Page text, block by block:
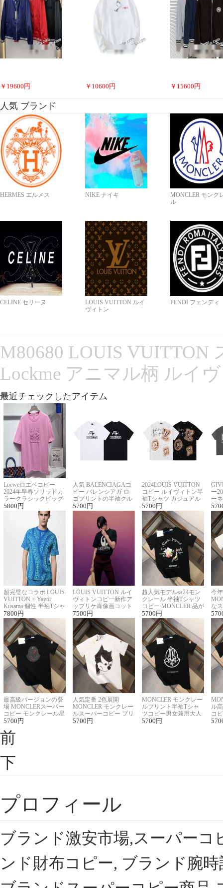
￥ 19600 円 ￥ 10600 円 ￥ 15600 円
人気 ブランド
HERMES エルメス NIKE ナイキ
MONCLER モンク
ル
CELINE セリーヌ
LOUIS VUITTON ルイ
ヴィトン
FENDI フェンディ
M80680 LOUIS VUITTON
Lockme アニマル柄 ルイ
最近チェックしたアイテム
Loeweロエベコピー
2024年早春ソリッドカ
ラークラシックビッグ
ロゴ刺繍Tシャツ
5800 円
人気 BALENCIAGAコ
ピー バレンシアガ ロ
ゴプリントの半袖クル
ーネックTシャツ
5700 円
2024LOUIS VUITTON
コピー ルイヴィトン半
袖Tシャツ カジュアル
に馴染む 2色展開
5700 円
ー
ー
ー
超完璧なコラボ LOUIS
VUITTON × Yayoi
Kusama 個性 半袖Tシャ
ツコピー男女兼用
7800 円
LOUIS VUITTON ルイ
ヴィトンコピー新作ア
ップリケ肖像画コット
ンニット半袖Tシャツ
7500 円
超人気モデルss24モン
クレール 半袖Tシャツ
コピー MONCLER 品が
良く見た目
5700 円
今
な
ル
最高級バージョンの登
場 MONCLERスーパー
コピー モンクレール星
座半袖Tシャツ
5700 円
人気定番 2色展開
MONCLER モンクレー
ルスーパーコピー プリ
ント半袖Tシャツ
5700 円
MONCLER モンクレー
ルプリント半袖Tシャ
ツコピー男女兼用大人
可愛い春夏コーデ
5700 円
ル
コ
ィ
前
下
プロフィール
ブランド激安市場,スーパー
ンド財布コピー, ブランド腕